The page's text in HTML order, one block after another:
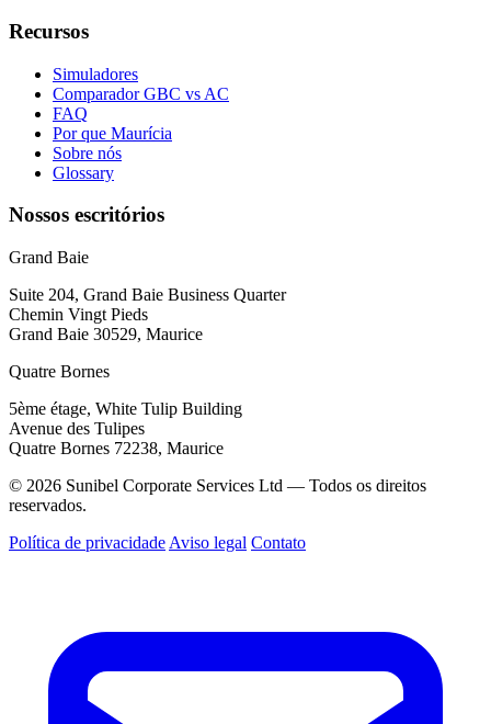
Recursos
Simuladores
Comparador GBC vs AC
FAQ
Por que Maurícia
Sobre nós
Glossary
Nossos escritórios
Grand Baie
Suite 204, Grand Baie Business Quarter
Chemin Vingt Pieds
Grand Baie 30529, Maurice
Quatre Bornes
5ème étage, White Tulip Building
Avenue des Tulipes
Quatre Bornes 72238, Maurice
© 2026 Sunibel Corporate Services Ltd — Todos os direitos
reservados.
Política de privacidade Aviso legal Contato